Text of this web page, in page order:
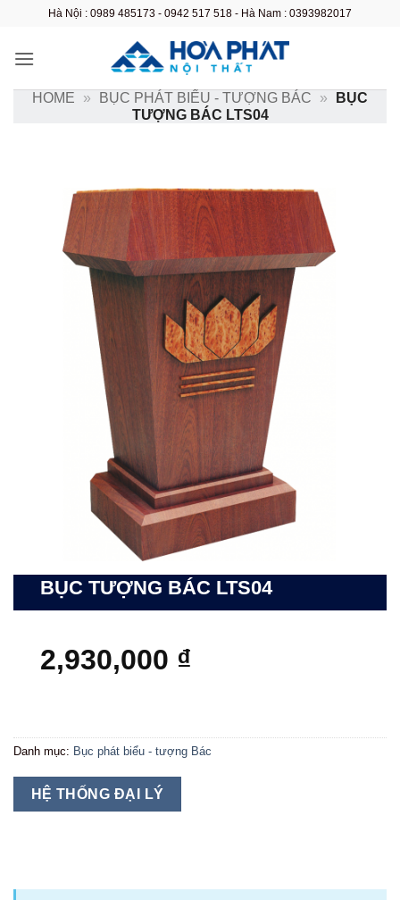
nội
Hà Nội : 0989 485173 - 0942 517 518 - Hà Nam : 0393982017
HOME » BỤC PHÁT BIỂU - TƯỢNG BÁC »
BỤC
TƯỢNG BÁC LTS04
BỤC TƯỢNG BÁC LTS04
2,930,000 ₫
Danh mục: Bục phát biểu - tượng Bác
HỆ THỐNG ĐẠI LÝ